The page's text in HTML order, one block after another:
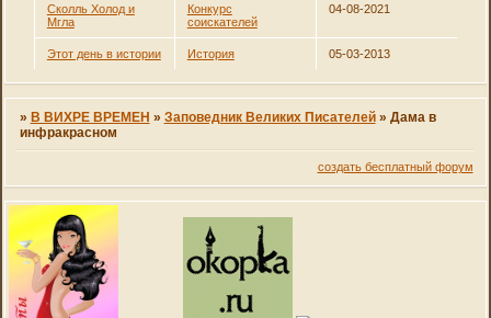
Сколль Холод и
Мгла
Конкурс
соискателей
04-08-2021
Этот день в истории История 05-03-2013
» В ВИХРЕ ВРЕМЕН » Заповедник Великих Писателей » Дама в
инфракрасном
создать бесплатный форум